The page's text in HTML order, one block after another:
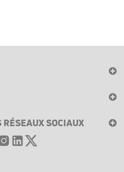
SOCIAUX